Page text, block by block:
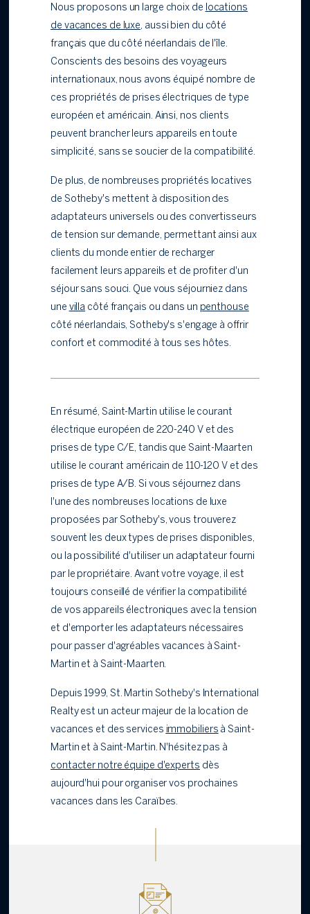
Nous proposons un large choix de
locations
de vacances de luxe, aussi bien du côté
français que du côté néerlandais de l'île.
Conscients des besoins des voyageurs
internationaux, nous avons équipé nombre de
ces propriétés de prises électriques de type
européen et américain. Ainsi, nos clients
peuvent brancher leurs appareils en toute
simplicité, sans se soucier de la compatibilité.
De plus, de nombreuses propriétés locatives
de Sotheby's mettent à disposition des
adaptateurs universels ou des convertisseurs
de tension sur demande, permettant ainsi aux
clients du monde entier de recharger
facilement leurs appareils et de profiter d'un
séjour sans souci. Que vous séjourniez dans
une villa côté français ou dans un penthouse
côté néerlandais, Sotheby's s'engage à offrir
confort et commodité à tous ses hôtes.
En résumé, Saint-Martin utilise le courant
électrique européen de 220-240 V et des
prises de type C/E, tandis que Saint-Maarten
utilise le courant américain de 110-120 V et des
prises de type A/B. Si vous séjournez dans
l'une des nombreuses locations de luxe
proposées par Sotheby's, vous trouverez
souvent les deux types de prises disponibles,
ou la possibilité d'utiliser un adaptateur fourni
par le propriétaire. Avant votre voyage, il est
toujours conseillé de vérifier la compatibilité
de vos appareils électroniques avec la tension
et d'emporter les adaptateurs nécessaires
pour passer d'agréables vacances à Saint-
Martin et à Saint-Maarten.
Depuis 1999, St. Martin Sotheby's International
Realty est un acteur majeur de la location de
vacances et des services
immobiliers à Saint-
Martin et à Saint-Martin. N'hésitez pas à
contacter notre équipe d'experts dès
aujourd'hui pour organiser vos prochaines
vacances dans les Caraïbes.